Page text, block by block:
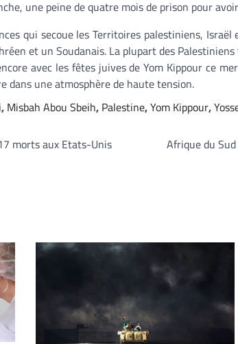
une peine de quatre mois de prison pour
qui secoue les Territoires palestiniens,
et un Soudanais. La plupart des
avec les fêtes juives de Yom Kippour ce
dans une atmosphère de haute tension.
, Misbah Abou Sbeih, Palestine,Yom Kippour,
morts aux Etats-Unis
Afrique du